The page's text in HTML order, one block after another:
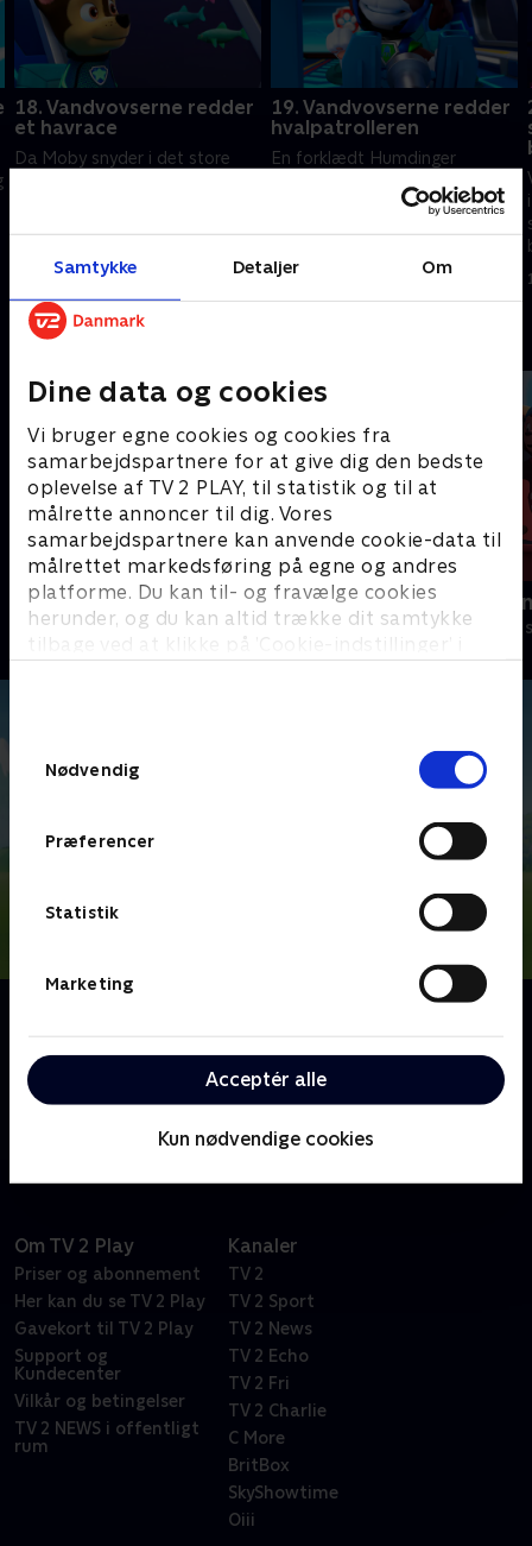
Samtykke Detaljer Om
Dine data og cookies
Vi bruger egne cookies og cookies fra
samarbejdspartnere for at give dig den bedste
oplevelse af TV 2 PLAY, til statistik og til at
målrette annoncer til dig. Vores
samarbejdspartnere kan anvende cookie-data til
målrettet markedsføring på egne og andres
platforme. Du kan til- og fravælge cookies
herunder, og du kan altid trække dit samtykke
tilbage ved at klikke på ’Cookie-indstillinger’ i
Nødvendig
Præferencer
Statistik
Marketing
Acceptér alle
Kun nødvendige cookies
18. Vandvovserne redder
et havrace
Da Moby snyder i det store
1. august 2023 • 23 min
19. Vandvovserne redder
hvalpatrolleren
En forklædt Humdinger
Vovselantis. Vovserne skal finde
1. august 2023 • 23 min
Andre så også
Gurli Gris
Børneserier • 4 sæsoner
Rasmus
Børneserier • 3
handler om de seks heroiske redningshvalpe Chase,
Marshall, Rocky, Rubble, Zuma og Skye - med den
teknik-kyndige dreng, Ryder, i spidsen.
Om TV 2 Play
Priser og abonnement
Her kan du se TV 2 Play
Gavekort til TV 2 Play
Support og
Kundecenter
Vilkår og betingelser
TV 2 NEWS i offentligt
rum
Kanaler
TV 2
TV 2 Sport
TV 2 News
TV 2 Echo
TV 2 Fri
TV 2 Charlie
C More
BritBox
SkyShowtime
Oiii